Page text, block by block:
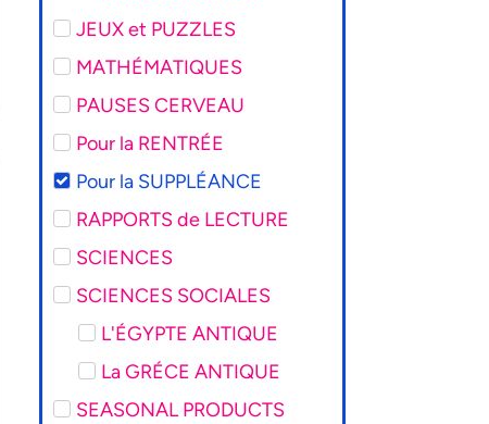
JEUX et PUZZLES
MATHÉMATIQUES
PAUSES CERVEAU
Pour la RENTRÉE
Pour la SUPPLÉANCE
RAPPORTS de LECTURE
SCIENCES
SCIENCES SOCIALES
L'ÉGYPTE ANTIQUE
La GRÉCE ANTIQUE
SEASONAL PRODUCTS